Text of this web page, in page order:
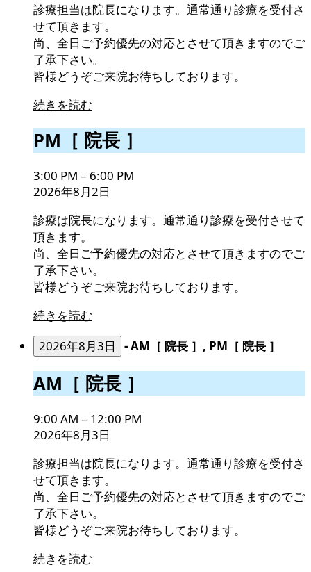
診療担当は院長になります。通常通り診療を受付さ
せて頂きます。
尚、全日ご予約優先の対応とさせて頂きますのでご
了承下さい。
皆様どうぞご来院お待ちしております。
続きを読む
PM［
院
長
］
PM［ 院長 ］
3:00 PM – 6:00 PM
2026年8月2日
診療は院長になります。通常通り診療を受付させて
頂きます。
尚、全日ご予約優先の対応とさせて頂きますのでご
了承下さい。
皆様どうぞご来院お待ちしております。
続きを読む
2026年8月3日
-AM［ 院長 ］, PM［ 院長 ］
AM［
院
長
］
AM［ 院長 ］
9:00 AM – 12:00 PM
2026年8月3日
診療担当は院長になります。通常通り診療を受付さ
せて頂きます。
尚、全日ご予約優先の対応とさせて頂きますのでご
了承下さい。
皆様どうぞご来院お待ちしております。
続きを読む